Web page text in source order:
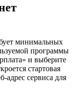
минимальных
программы
и выберите
стартовая
адрес сервиса для